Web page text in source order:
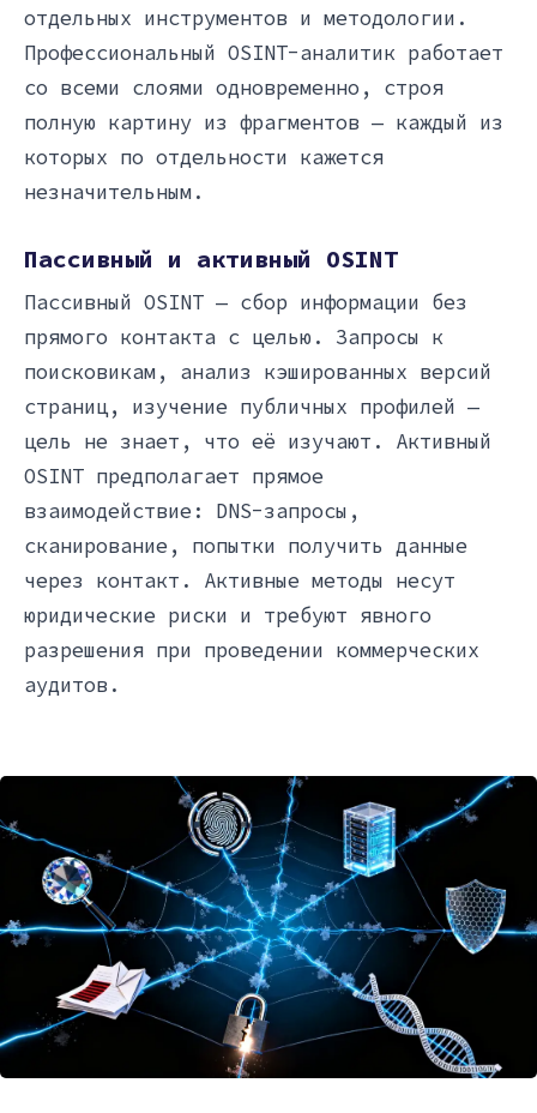
отдельных инструментов и методологии.
Профессиональный OSINT-аналитик работает
со всеми слоями одновременно, строя
полную картину из фрагментов — каждый из
которых по отдельности кажется
незначительным.
Пассивный и активный OSINT
Пассивный OSINT — сбор информации без
прямого контакта с целью. Запросы к
поисковикам, анализ кэшированных версий
страниц, изучение публичных профилей —
цель не знает, что её изучают. Активный
OSINT предполагает прямое
взаимодействие: DNS-запросы,
сканирование, попытки получить данные
через контакт. Активные методы несут
юридические риски и требуют явного
разрешения при проведении коммерческих
аудитов.